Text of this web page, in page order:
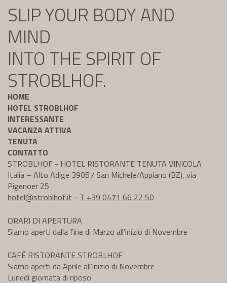
SLIP YOUR BODY AND
MIND
INTO THE SPIRIT OF
STROBLHOF.
HOME
HOTEL STROBLHOF
INTERESSANTE
VACANZA ATTIVA
TENUTA
CONTATTO
STROBLHOF - HOTEL RISTORANTE TENUTA VINICOLA
Italia – Alto Adige 39057 San Michele/Appiano (BZ), via
Pigenoer 25
hotel@stroblhof.it - T +39 0471 66 22 50
ORARI DI APERTURA
Siamo aperti dalla fine di Marzo all'inizio di Novembre
CAFÈ RISTORANTE STROBLHOF
Siamo aperti da Aprile all'inizio di Novembre
Lunedì giornata di riposo